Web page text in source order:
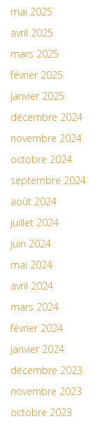
mai 2025
avril 2025
mars 2025
février 2025
janvier 2025
décembre 2024
novembre 2024
octobre 2024
septembre 2024
août 2024
juillet 2024
juin 2024
mai 2024
avril 2024
mars 2024
février 2024
janvier 2024
décembre 2023
novembre 2023
octobre 2023